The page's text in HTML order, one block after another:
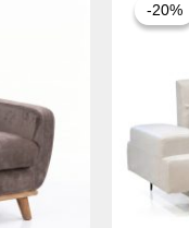
-20%
-20%